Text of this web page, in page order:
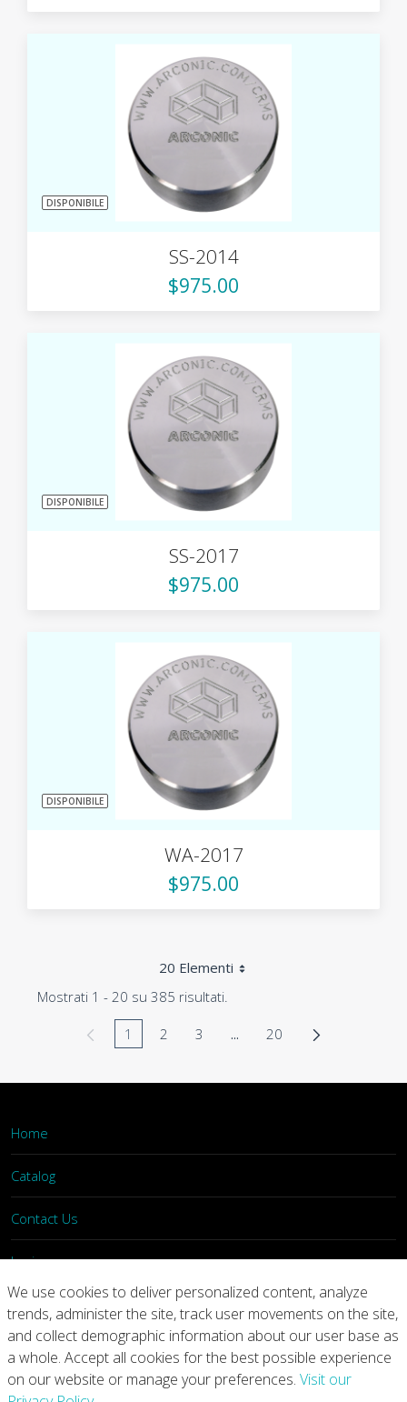
DISPONIBILE
SS-2014
$975.00
DISPONIBILE
SS-2017
$975.00
DISPONIBILE
WA-2017
$975.00
20 Elementi
Mostrati 1 - 20 su 385 risultati.
Pagina
1 Pagina
2 Pagina
3 ...Pagine intermedie Use
Pagina
20
Home
Catalog
Contact Us
Login
Home Catalog Contact Us
Copyright © 2026 Arconic
We use cookies to deliver personalized content, analyze
trends, administer the site, track user movements on the site,
and collect demographic information about our user base as
a whole. Accept all cookies for the best possible experience
on our website or manage your preferences. Visit our